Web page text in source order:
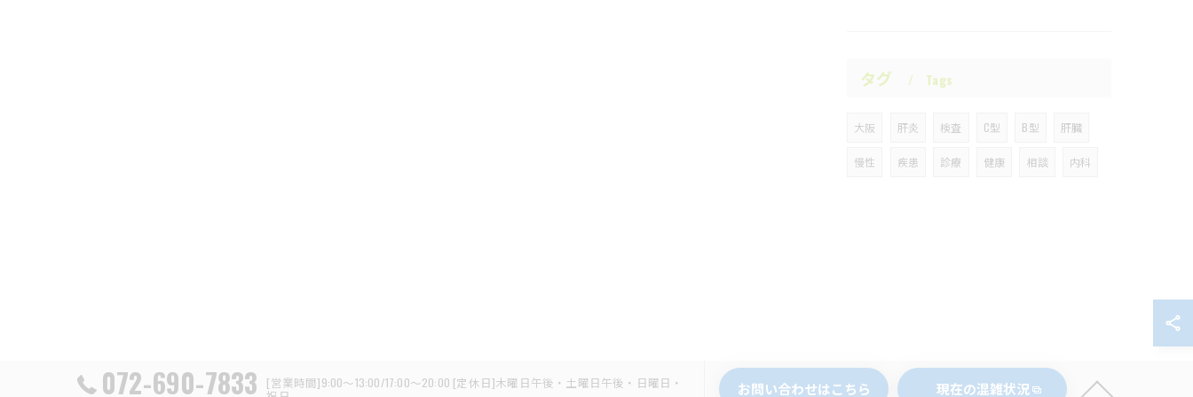
タグ Tags
大阪 肝炎 検査 C型 B型 肝臓
慢性 疾患 診療 健康 相談 内科
072-690-7833 [営業時間]9:00～13:00/17:00～20:00 [定休日]木曜日午後・土曜日午後・日曜日・ お問い合わせはこちら 現在の混雑状況